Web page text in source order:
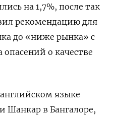
на 1,7%, после так
рекомендацию для
до «ниже рынка» с
о качестве
языке
Шанкар в Бангалоре,